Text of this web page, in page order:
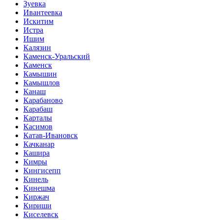
Зуевка
Ивантеевка
Искитим
Истра
Ишим
Калязин
Каменск-Уральский
Каменск
Камышин
Камышлов
Канаш
Карабаново
Карабаш
Карталы
Касимов
Катав-Ивановск
Качканар
Кашира
Кимры
Кингисепп
Кинель
Кинешма
Киржач
Кириши
Киселевск